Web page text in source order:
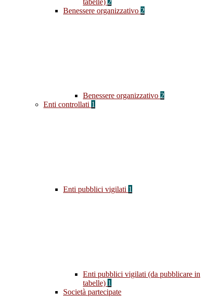
tabelle) 2
Benessere organizzativo 2
Benessere organizzativo 2
Enti controllati 1
Enti pubblici vigilati 1
Enti pubblici vigilati (da pubblicare in
tabelle) 1
Società partecipate